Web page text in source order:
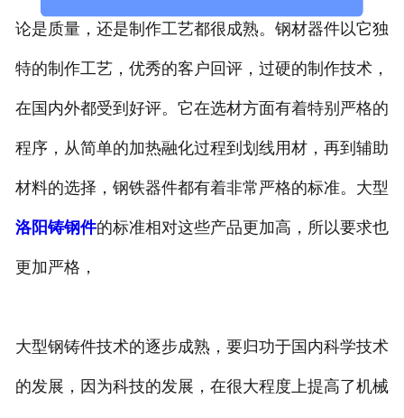
论是质量，还是制作工艺都很成熟。钢材器件以它独
特的制作工艺，优秀的客户回评，过硬的制作技术，
在国内外都受到好评。它在选材方面有着特别严格的
程序，从简单的加热融化过程到划线用材，再到辅助
材料的选择，钢铁器件都有着非常严格的标准。大型
洛阳铸钢件的标准相对这些产品更加高，所以要求也
更加严格，
大型钢铸件技术的逐步成熟，要归功于国内科学技术
的发展，因为科技的发展，在很大程度上提高了机械